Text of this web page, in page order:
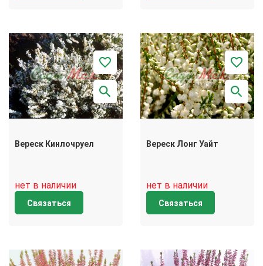
Вереск Кинлочруел
нет в наличии
Связаться
Вереск Лонг Уайт
нет в наличии
Связаться